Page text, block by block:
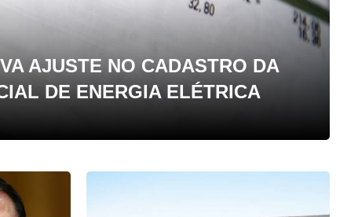
AJUSTE NO CADASTRO DA
DE ENERGIA ELÉTRICA